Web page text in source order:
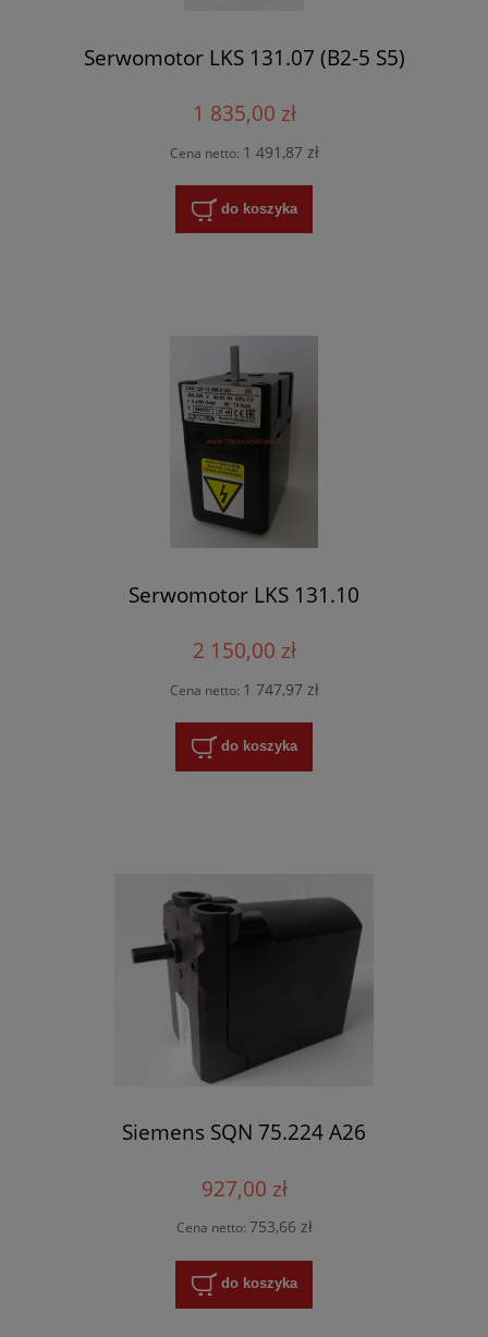
Serwomotor LKS 131.07 (B2-5 S5)
1 835,00 zł
Cena netto: 1 491,87 zł
do koszyka
Serwomotor LKS 131.10
2 150,00 zł
Cena netto: 1 747,97 zł
do koszyka
Siemens SQN 75.224 A26
927,00 zł
Cena netto: 753,66 zł
do koszyka